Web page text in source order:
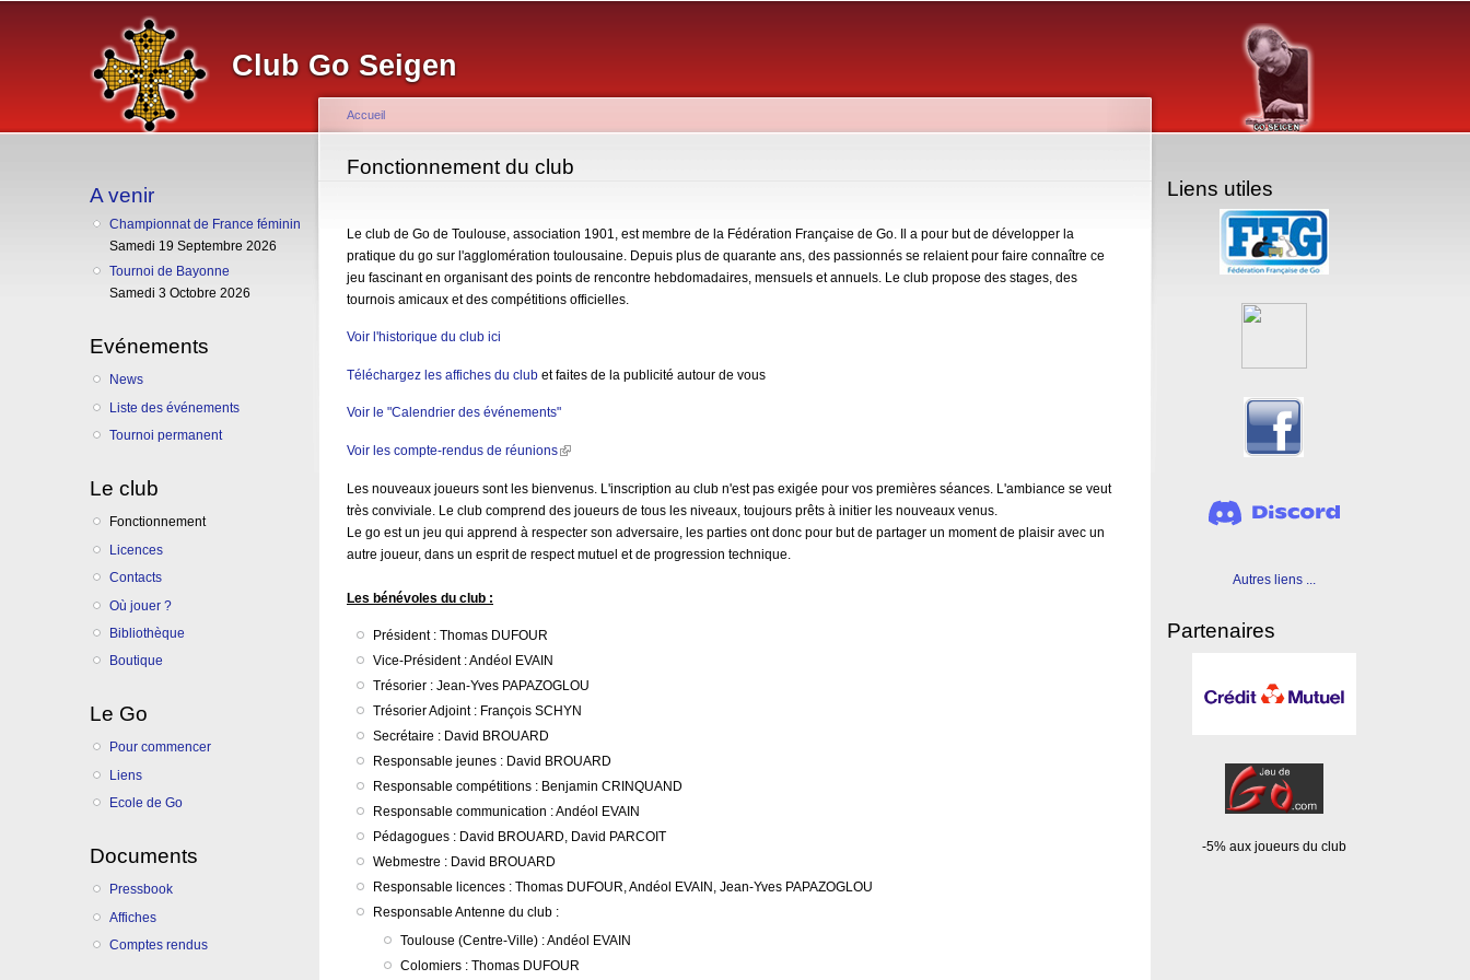
Club Go Seigen
A venir
Championnat de France féminin
Samedi 19 Septembre 2026
Tournoi de Bayonne
Samedi 3 Octobre 2026
Evénements
News
Liste des événements
Tournoi permanent
Le club
Fonctionnement
Licences
Contacts
Où jouer ?
Bibliothèque
Boutique
Le Go
Pour commencer
Liens
Ecole de Go
Documents
Pressbook
Affiches
Comptes rendus
Vous êtes ici
Accueil
Fonctionnement du club
Le club de Go de Toulouse , association 1901, est membre de la Fédération Française de Go. Il a pour but de développer la
pratique du go sur l'agglomération toulousaine. Depuis plus de quarante ans, des passionnés se relaient pour faire connaître ce
jeu fascinant en organisant des points de rencontre hebdomadaires, mensuels et annuels. Le club propose des stages, des
tournois amicaux et des compétitions officielles.
Voir l'historique du club ici
Téléchargez les affiches du club et faites de la publicité autour de vous
Voir le "Calendrier des événements"
Voir les compte-rendus de réunions(link is external)
Les nouveaux joueurs sont les bienvenus. L'inscription au club n'est pas exigée pour vos premières séances. L'ambiance se veut
très conviviale. Le club comprend des joueurs de tous les niveaux, toujours prêts à initier les nouveaux venus.
Le go est un jeu qui apprend à respecter son adversaire, les parties ont donc pour but de partager un moment de plaisir avec un
autre joueur, dans un esprit de respect mutuel et de progression technique.
Les bénévoles du club :
Président : Thomas DUFOUR
Vice-Président : Andéol EVAIN
Trésorier : Jean-Yves PAPAZOGLOU
Trésorier Adjoint : François SCHYN
Secrétaire : David BROUARD
Responsable jeunes : David BROUARD
Responsable compétitions : Benjamin CRINQUAND
Responsable communication : Andéol EVAIN
Pédagogues : David BROUARD, David PARCOIT
Webmestre : David BROUARD
Responsable licences : Thomas DUFOUR, Andéol EVAIN, Jean-Yves PAPAZOGLOU
Responsable Antenne du club :
Toulouse (Centre-Ville) : Andéol EVAIN
Colomiers : Thomas DUFOUR
Liens utiles
Autres liens ...
Partenaires
-5% aux joueurs du club